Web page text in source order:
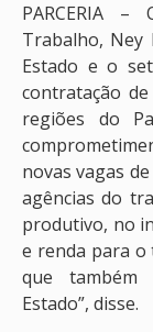
PARCERIA
Trabalho, Ney
Estado e o
contratação
regiões do
novas vagas
agências do
produtivo, no
e renda para o
que também
Estado”, disse.